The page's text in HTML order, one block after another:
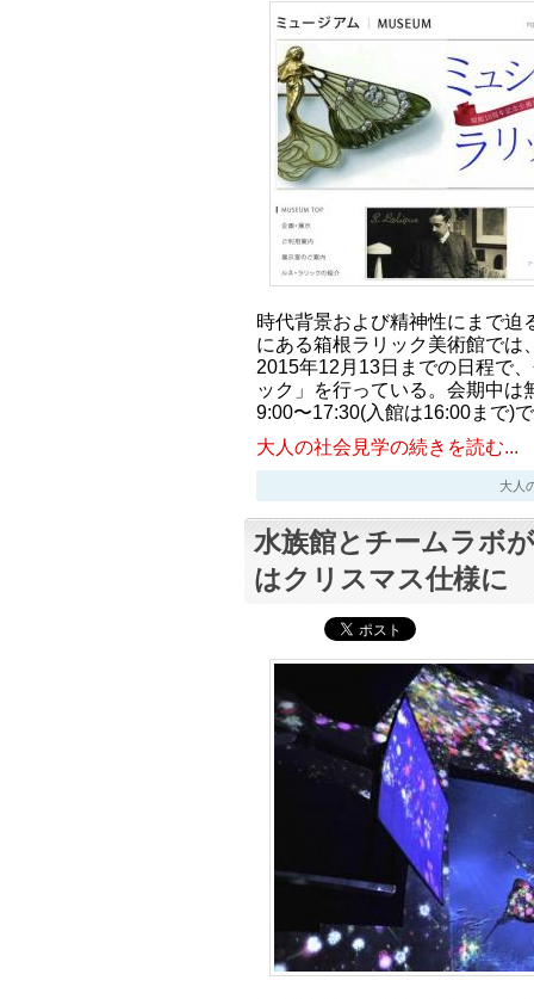
時代背景および精神性にまで迫
にある箱根ラリック美術館では
2015年12月13日までの日程で
ック」を行っている。会期中は
9:00〜17:30(入館は16:00まで)
大人の社会見学の続きを読む...
大人
水族館とチームラボ
はクリスマス仕様に